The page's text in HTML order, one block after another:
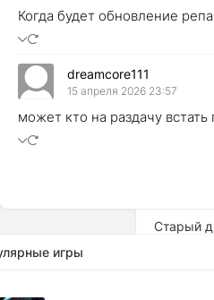
Когда будет обновление
dreamcore111
15 апреля 2026 23:57
может кто на раздачу встать
Старый
игры